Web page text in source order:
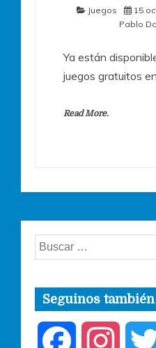
Juegos 15
Pablo
Ya están
juegos gratuitos en
Read More.
Buscar:
Seguinos